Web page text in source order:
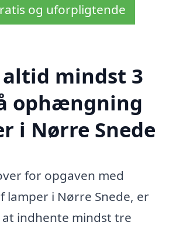
og uforpligtende
mindst 3
ophængning
i Nørre Snede
for opgaven med
i Nørre Snede, er
indhente mindst tre